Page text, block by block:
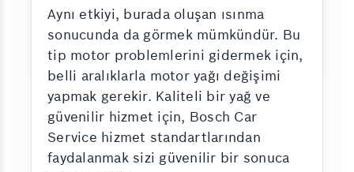
Aynı etkiyi, burada oluşan ısınma
sonucunda da görmek mümkündür. Bu
tip motor problemlerini gidermek için,
belli aralıklarla motor yağı değişimi
yapmak gerekir. Kaliteli bir yağ ve
güvenilir hizmet için, Bosch Car
Service hizmet standartlarından
faydalanmak sizi güvenilir bir sonuca